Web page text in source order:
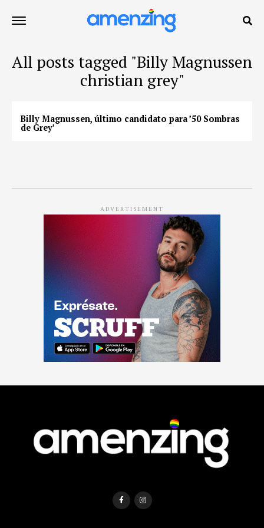
All posts tagged "Billy Magnussen
christian grey"
Billy Magnussen, último candidato para ’50 Sombras
de Grey’
ADVERTISEMENT